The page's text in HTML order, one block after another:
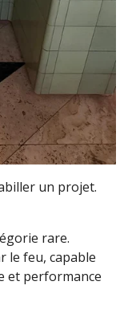
un projet.
rare.
le feu, capable
et performance